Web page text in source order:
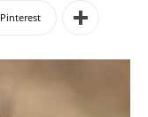
Pinterest